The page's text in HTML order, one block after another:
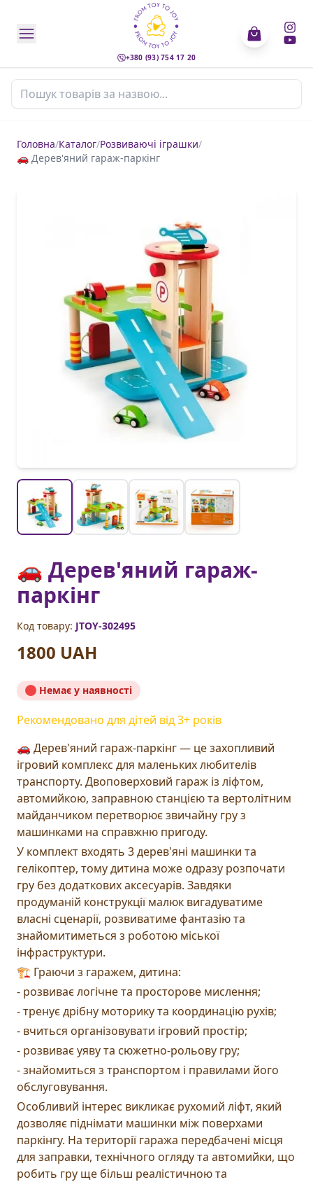
+380 (93) 754 17 20
Пошук товарів
Головна/Каталог/Розвиваючі іграшки/
🚗 Дерев'яний гараж-паркінг
🚗 Дерев'яний гараж-
паркінг
Код товару: JTOY-302495
1800 UAH
Немає у наявності
Рекомендовано для дітей від3+ років
🚗 Дерев'яний гараж-паркінг — це захопливий
ігровий комплекс для маленьких любителів
транспорту. Двоповерховий гараж із ліфтом,
автомийкою, заправною станцією та вертолітним
майданчиком перетворює звичайну гру з
машинками на справжню пригоду.
У комплект входять 3 дерев'яні машинки та
гелікоптер, тому дитина може одразу розпочати
гру без додаткових аксесуарів. Завдяки
продуманій конструкції малюк вигадуватиме
власні сценарії, розвиватиме фантазію та
знайомитиметься з роботою міської
інфраструктури.
🏗️ Граючи з гаражем, дитина:
- розвиває логічне та просторове мислення;
- тренує дрібну моторику та координацію рухів;
- вчиться організовувати ігровий простір;
- розвиває уяву та сюжетно-рольову гру;
- знайомиться з транспортом і правилами його
обслуговування.
Особливий інтерес викликає рухомий ліфт, який
дозволяє піднімати машинки між поверхами
паркінгу. На території гаража передбачені місця
для заправки, технічного огляду та автомийки, що
робить гру ще більш реалістичною та